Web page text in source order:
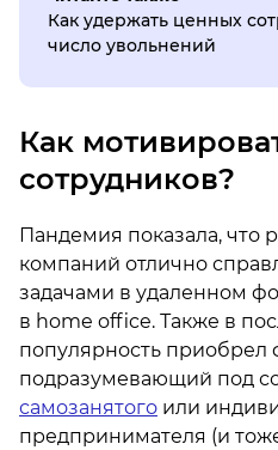
Как удержать ценных
число увольнений
Как
сотрудников?
Пандемия показала, что
компаний отлично
задачами в удаленном
в home office. Также в
популярность приобрел
подразумевающий под
самозанятого или
предпринимателя (и